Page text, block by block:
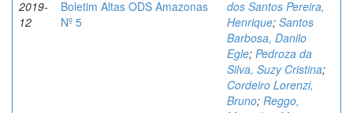
2019-
12
Boletim Altas ODS Amazonas
Nº 5
dos Santos Pereira,
Henrique; Santos
Barbosa, Danilo
Egle; Pedroza da
Silva, Suzy Cristina;
Cordeiro Lorenzi,
Bruno; Reggo,